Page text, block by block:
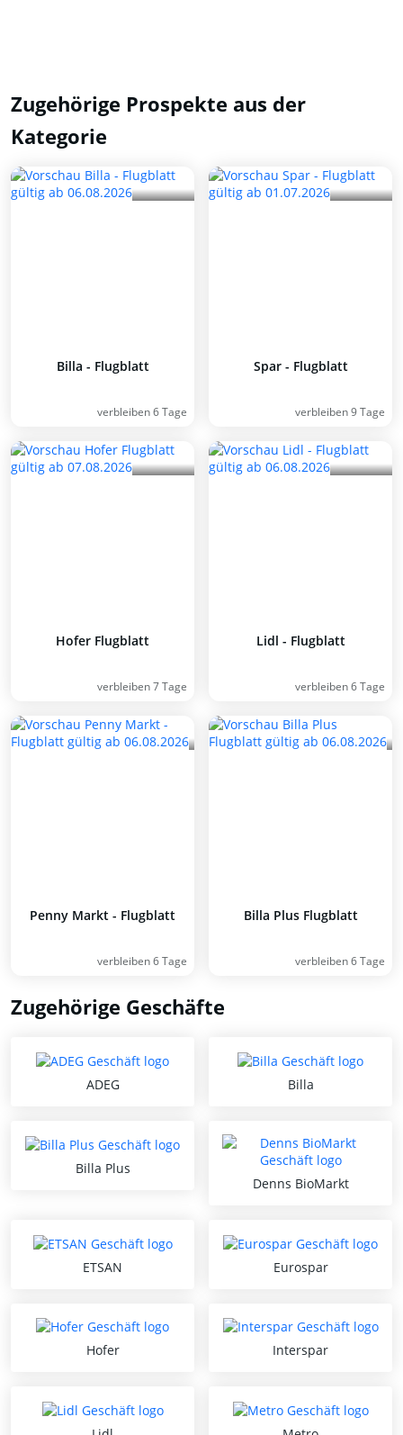
Zugehörige Prospekte aus der
Kategorie
Billa - Flugblatt
verbleiben 6 Tage
Spar - Flugblatt
verbleiben 9 Tage
Hofer Flugblatt
verbleiben 7 Tage
Lidl - Flugblatt
verbleiben 6 Tage
Penny Markt - Flugblatt
verbleiben 6 Tage
Billa Plus Flugblatt
verbleiben 6 Tage
Zugehörige Geschäfte
ADEG Billa
Billa Plus
Denns BioMarkt
ETSAN Eurospar
Hofer Interspar